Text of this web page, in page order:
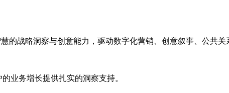
战略洞察与创意能力，驱动数字化营销、创意叙事、公共关
业务增长提供扎实的洞察支持。